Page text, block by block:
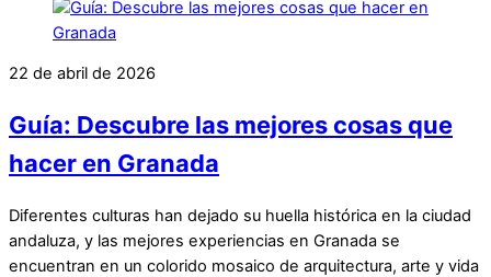
22 de abril de 2026
Guía: Descubre las mejores cosas que
hacer en Granada
Diferentes culturas han dejado su huella histórica en la ciudad
andaluza, y las mejores experiencias en Granada se
encuentran en un colorido mosaico de arquitectura, arte y vida